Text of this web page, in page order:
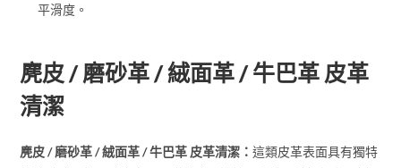
平滑度。
麂皮 / 磨砂革 / 絨面革 / 牛巴革 皮革
清潔
麂皮 / 磨砂革 / 絨面革 / 牛巴革 皮革清潔：這類皮革表面具有獨特